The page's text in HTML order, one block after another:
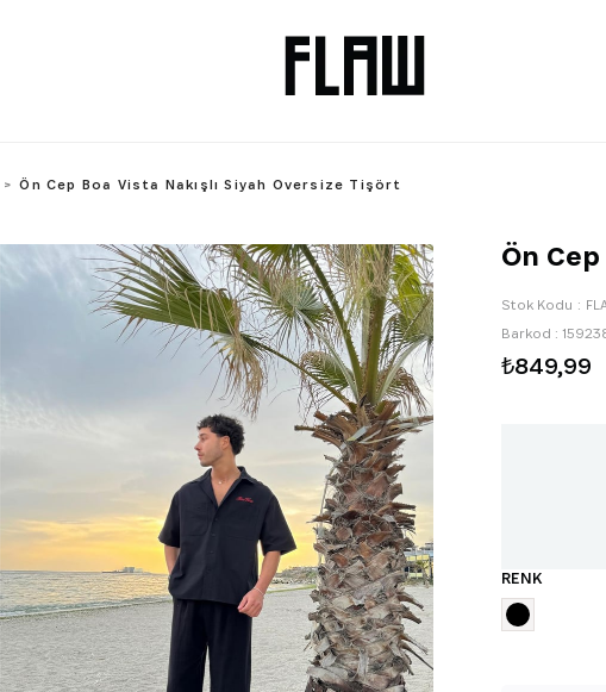
Ön Cep Boa Vista Nakışlı Siyah Oversize Tişört
Ön
Stok Kodu
Barkod :
₺849,99
RENK